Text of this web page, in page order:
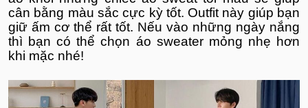
cân bằng màu sắc cực kỳ tốt. Outfit này giúp bạn
giữ ấm cơ thể rất tốt. Nếu vào những ngày nắng
thì bạn có thể chọn áo sweater mỏng nhẹ hơn
khi mặc nhé!